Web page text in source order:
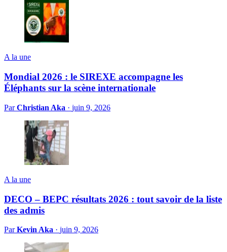
A la une
Mondial 2026 : le SIREXE accompagne les
Éléphants sur la scène internationale
ParChristian Aka · juin 9, 2026
A la une
DECO – BEPC résultats 2026 : tout savoir de la liste
des admis
ParKevin Aka · juin 9, 2026